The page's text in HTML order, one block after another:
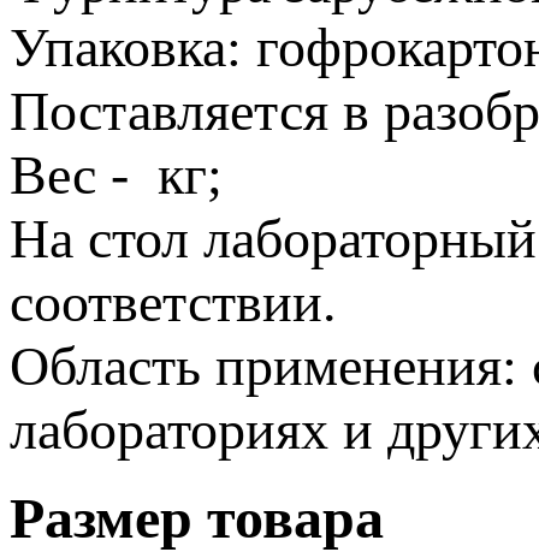
Упаковка:
Поставляется в
Вес - кг;
На стол
соответствии.
Область применения:
лабораториях и
Размер товара